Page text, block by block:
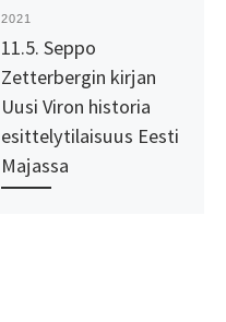
2021
11.5. Seppo
Zetterbergin kirjan
Uusi Viron historia
esittelytilaisuus Eesti
Majassa